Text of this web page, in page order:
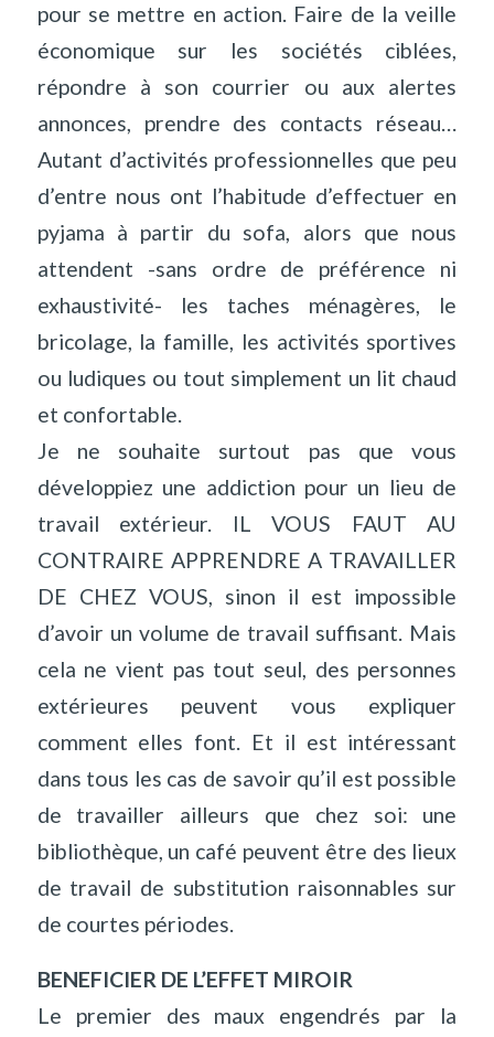
pour se mettre en action. Faire de la veille
économique sur les sociétés ciblées,
répondre à son courrier ou aux alertes
annonces, prendre des contacts réseau…
Autant d’activités professionnelles que peu
d’entre nous ont l’habitude d’effectuer en
pyjama à partir du sofa, alors que nous
attendent -sans ordre de préférence ni
exhaustivité- les taches ménagères, le
bricolage, la famille, les activités sportives
ou ludiques ou tout simplement un lit chaud
et confortable.
Je ne souhaite surtout pas que vous
développiez une addiction pour un lieu de
travail extérieur. IL VOUS FAUT AU
CONTRAIRE APPRENDRE A TRAVAILLER
DE CHEZ VOUS, sinon il est impossible
d’avoir un volume de travail suffisant. Mais
cela ne vient pas tout seul, des personnes
extérieures peuvent vous expliquer
comment elles font. Et il est intéressant
dans tous les cas de savoir qu’il est possible
de travailler ailleurs que chez soi: une
bibliothèque, un café peuvent être des lieux
de travail de substitution raisonnables sur
de courtes périodes.
BENEFICIER DE L’EFFET MIROIR
Le premier des maux engendrés par la